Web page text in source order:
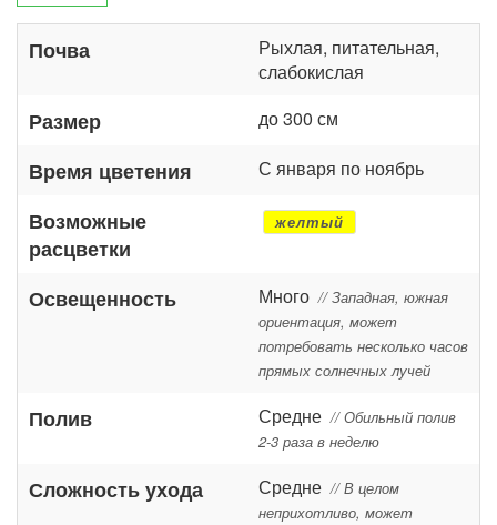
Почва
Рыхлая, питательная,
слабокислая
Размер до 300 см
Время цветения С января по ноябрь
Возможные
расцветки
желтый
Освещенность Много // Западная, южная
ориентация, может
потребовать несколько часов
прямых солнечных лучей
Полив Средне // Обильный полив
2-3 раза в неделю
Сложность ухода Средне // В целом
неприхотливо, может